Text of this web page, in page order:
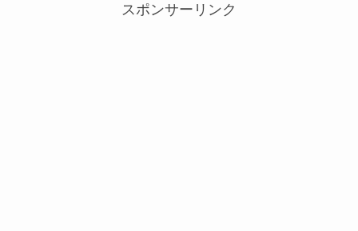
スポンサーリンク